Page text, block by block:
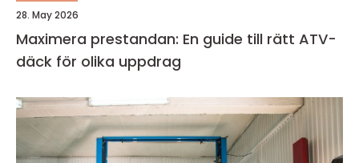
28. May 2026
Maximera prestandan: En guide till rätt ATV-
däck för olika uppdrag